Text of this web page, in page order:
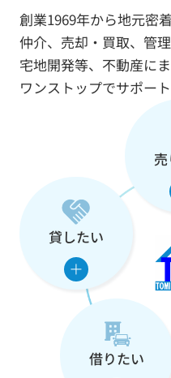
実
績
で
た
の
創業1969年から地元密
仲介、売却・買取、管
宅地開発等、不動産に
ワンストップでサポート
貸したい
借りたい